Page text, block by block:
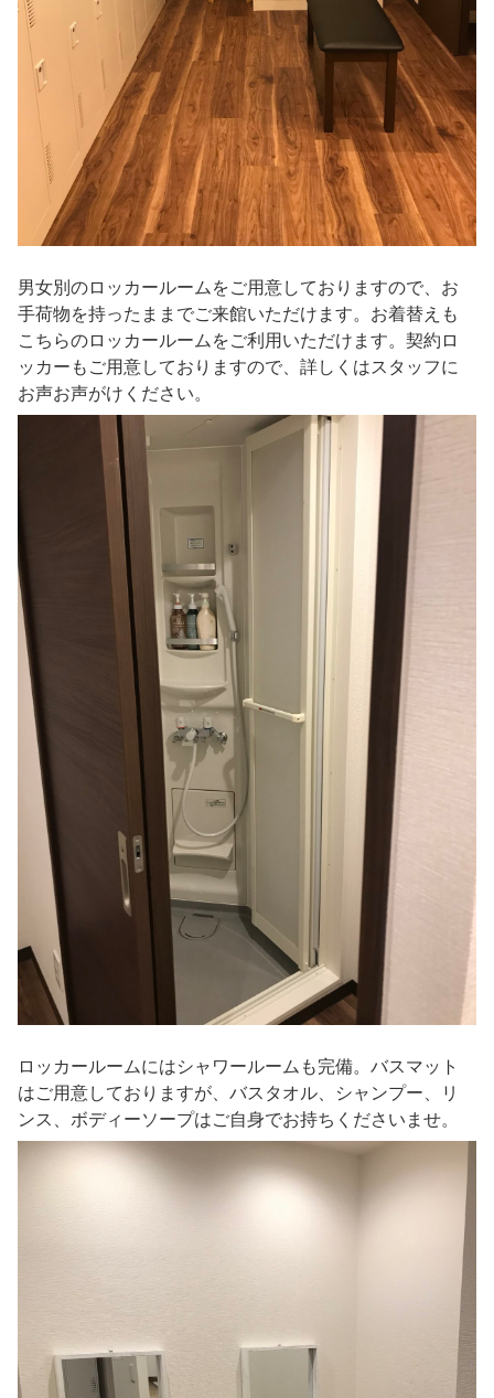
男女別のロッカールームをご用意しておりますので、お
手荷物を持ったままでご来館いただけます。お着替えも
こちらのロッカールームをご利用いただけます。契約ロ
ッカーもご用意しておりますので、詳しくはスタッフに
お声お声がけください。
ロッカールームにはシャワールームも完備。バスマット
はご用意しておりますが、バスタオル、シャンプー、リ
ンス、ボディーソープはご自身でお持ちくださいませ。